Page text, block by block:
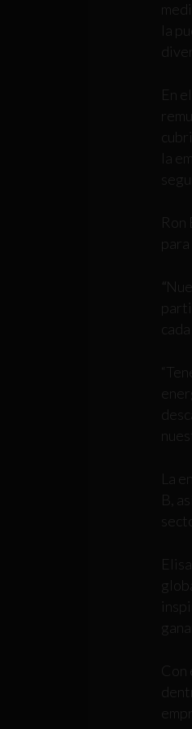
la
En
la
Ron
“
La
B,
Con